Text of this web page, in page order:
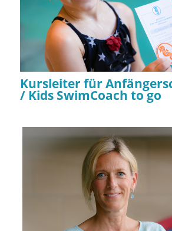
Kursleiter für
/ Kids SwimCoach to go